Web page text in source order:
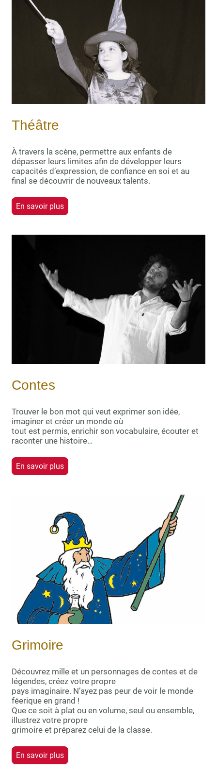
Théâtre
À travers la scène, permettre aux enfants de
dépasser leurs limites afin de développer leurs
capacités d’expression, de confiance en soi et au
final se découvrir de nouveaux talents.
En savoir plus
Contes
Trouver le bon mot qui veut exprimer son idée,
imaginer et créer un monde où
tout est permis, enrichir son vocabulaire, écouter et
raconter une histoire…
En savoir plus
Grimoire
Découvrez mille et un personnages de contes et de
légendes, créez votre propre
pays imaginaire. N’ayez pas peur de voir le monde
féerique en grand !
Que ce soit à plat ou en volume, seul ou ensemble,
illustrez votre propre
grimoire et préparez celui de la classe.
En savoir plus